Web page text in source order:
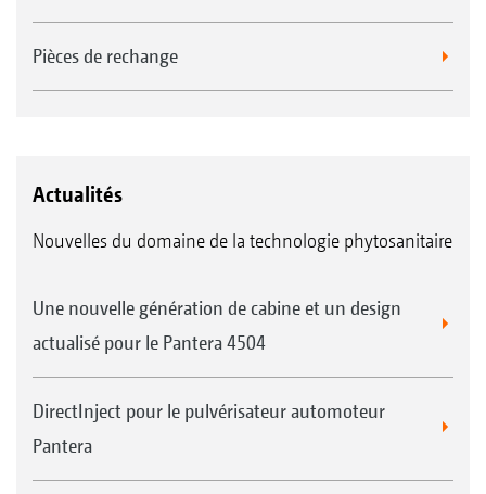
Pièces de rechange
Actualités
Nouvelles du domaine de la technologie phytosanitaire
Une nouvelle génération de cabine et un design
actualisé pour le Pantera 4504
DirectInject pour le pulvérisateur automoteur
Pantera